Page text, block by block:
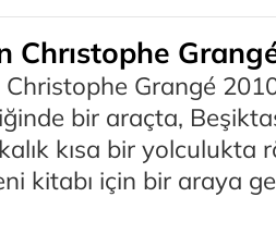
Chrıstophe
Christophe Grangé
bir araçta,
kısa bir yolculukta
kitabı için bir araya